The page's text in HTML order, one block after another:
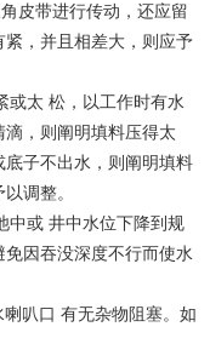
皮带进行传动，还应留
，并且相差大，则应予
或太 松，以工作时有水
，则阐明填料压得太
子不出水，则阐明填料
调整。
中或 井中水位下降到规
因吞没深度不行而使水
叭口 有无杂物阻塞。如